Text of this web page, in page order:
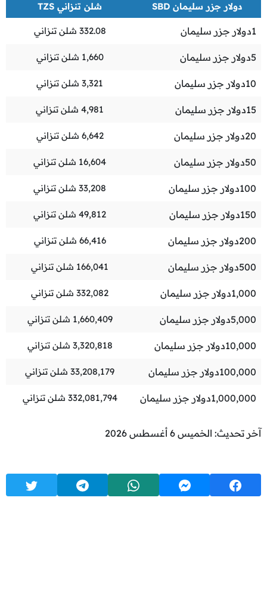
دولار جزر سليمان SBD شلن تنزاني TZS
1دولار جزر سليمان 332.08 شلن تنزاني
5دولار جزر سليمان 1,660 شلن تنزاني
10دولار جزر سليمان 3,321 شلن تنزاني
15دولار جزر سليمان 4,981 شلن تنزاني
20دولار جزر سليمان 6,642 شلن تنزاني
50دولار جزر سليمان 16,604 شلن تنزاني
100دولار جزر سليمان 33,208 شلن تنزاني
150دولار جزر سليمان 49,812 شلن تنزاني
200دولار جزر سليمان 66,416 شلن تنزاني
500دولار جزر سليمان 166,041 شلن تنزاني
1,000دولار جزر سليمان 332,082 شلن تنزاني
5,000دولار جزر سليمان 1,660,409 شلن تنزاني
10,000دولار جزر سليمان 3,320,818 شلن تنزاني
100,000دولار جزر سليمان 33,208,179 شلن تنزاني
1,000,000دولار جزر سليمان 332,081,794 شلن تنزاني
آخر تحديث: الخميس 6 أغسطس 2026